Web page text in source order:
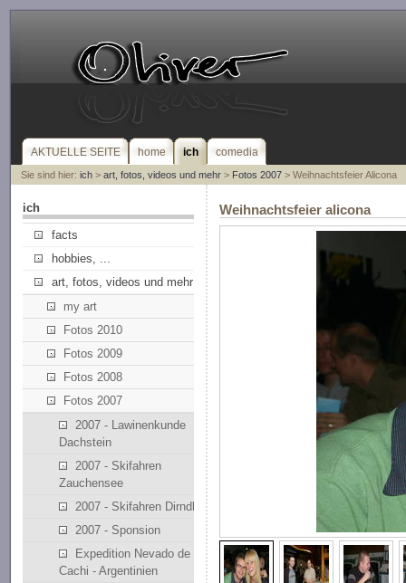
AKTUELLE SEITE home ich comedia
Sie sind hier: ich> art, fotos, videos und mehr> Fotos 2007> Weihnachtsfeier Alicona
ich
facts
hobbies, ...
art, fotos, videos und mehr
my art
Fotos 2010
Fotos 2009
Fotos 2008
Fotos 2007
2007 - Lawinenkunde
Dachstein
2007 - Skifahren
Zauchensee
2007 - Skifahren Dirndllift
2007 - Sponsion
Expedition Nevado de
Cachi - Argentinien
Weihnachtsfeier alicona